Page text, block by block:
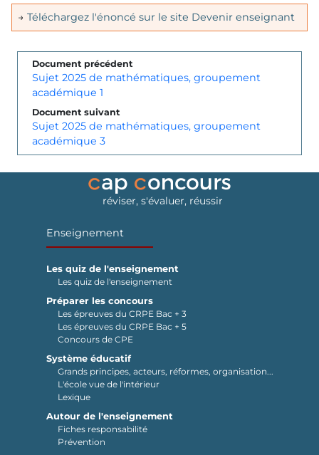
→ Téléchargez l'énoncé sur le site Devenir enseignant
Document précédent
Sujet 2025 de mathématiques, groupement
académique 1
Document suivant
Sujet 2025 de mathématiques, groupement
académique 3
réviser, s'évaluer, réussir
Enseignement
Les quiz de l'enseignement
Les quiz de l'enseignement
Préparer les concours
Les épreuves du CRPE Bac + 3
Les épreuves du CRPE Bac + 5
Concours de CPE
Système éducatif
Grands principes, acteurs, réformes, organisation...
L'école vue de l'intérieur
Lexique
Autour de l'enseignement
Fiches responsabilité
Prévention